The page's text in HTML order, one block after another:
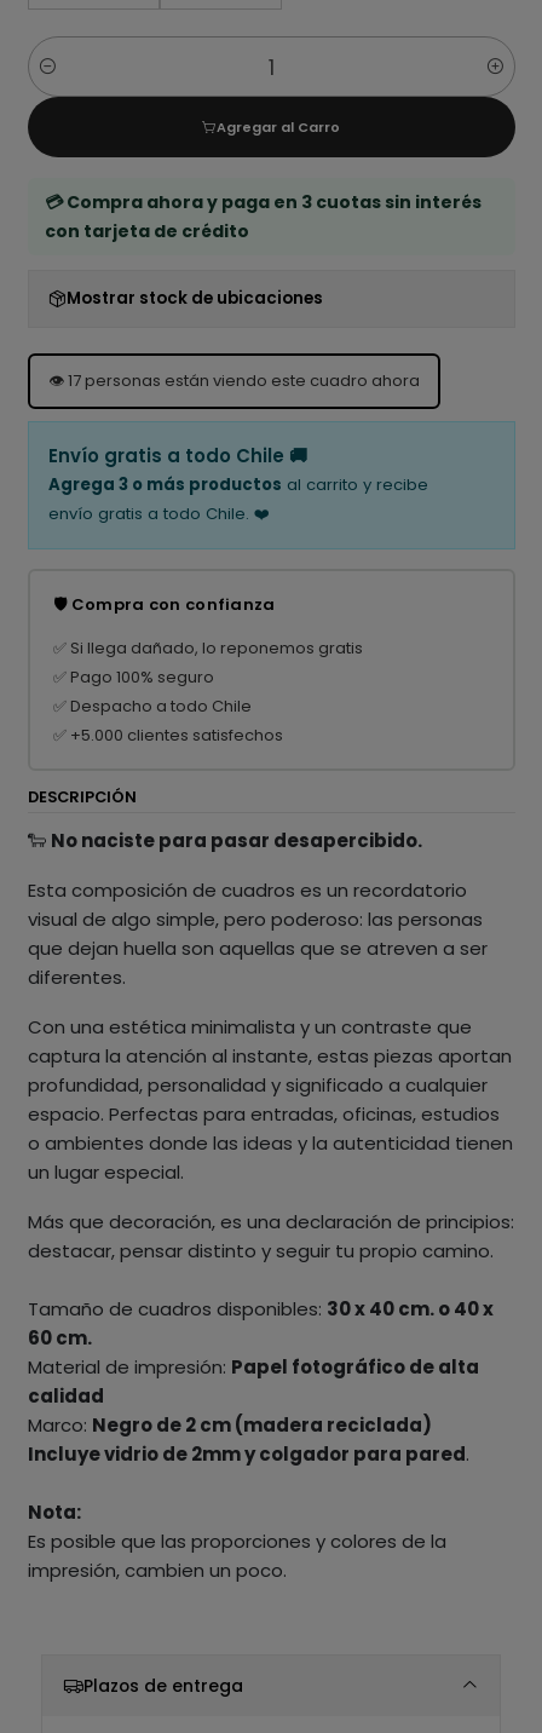
Cantidad
Agregar al Carro
💳 Compra ahora y paga en 3 cuotas sin interés
con tarjeta de crédito
Mostrar stock de ubicaciones
👁️17personas están viendo este cuadro ahora
Envío gratis a todo Chile 🚚
Agrega 3 o más productos al carrito y recibe
envío gratis a todo Chile. ❤️
🛡️ Compra con confianza
✅ Si llega dañado, lo reponemos gratis
✅ Pago 100% seguro
✅ Despacho a todo Chile
✅ +5.000 clientes satisfechos
DESCRIPCIÓN
🐑 No naciste para pasar desapercibido.
Esta composición de cuadros es un recordatorio
visual de algo simple, pero poderoso: las personas
que dejan huella son aquellas que se atreven a ser
diferentes.
Con una estética minimalista y un contraste que
captura la atención al instante, estas piezas aportan
profundidad, personalidad y significado a cualquier
espacio. Perfectas para entradas, oficinas, estudios
o ambientes donde las ideas y la autenticidad tienen
un lugar especial.
Más que decoración, es una declaración de principios:
destacar, pensar distinto y seguir tu propio camino.
⁣Tamaño de cuadros disponibles: 30 x 40 cm. o 40 x
60 cm.
Material de impresión: Papel fotográfico de alta
calidad
Marco: Negro de 2 cm (madera reciclada)
Incluye vidrio de 2mm y colgador para pared.
Nota:
Es posible que las proporciones y colores de la
impresión, cambien un poco.
Plazos de entrega